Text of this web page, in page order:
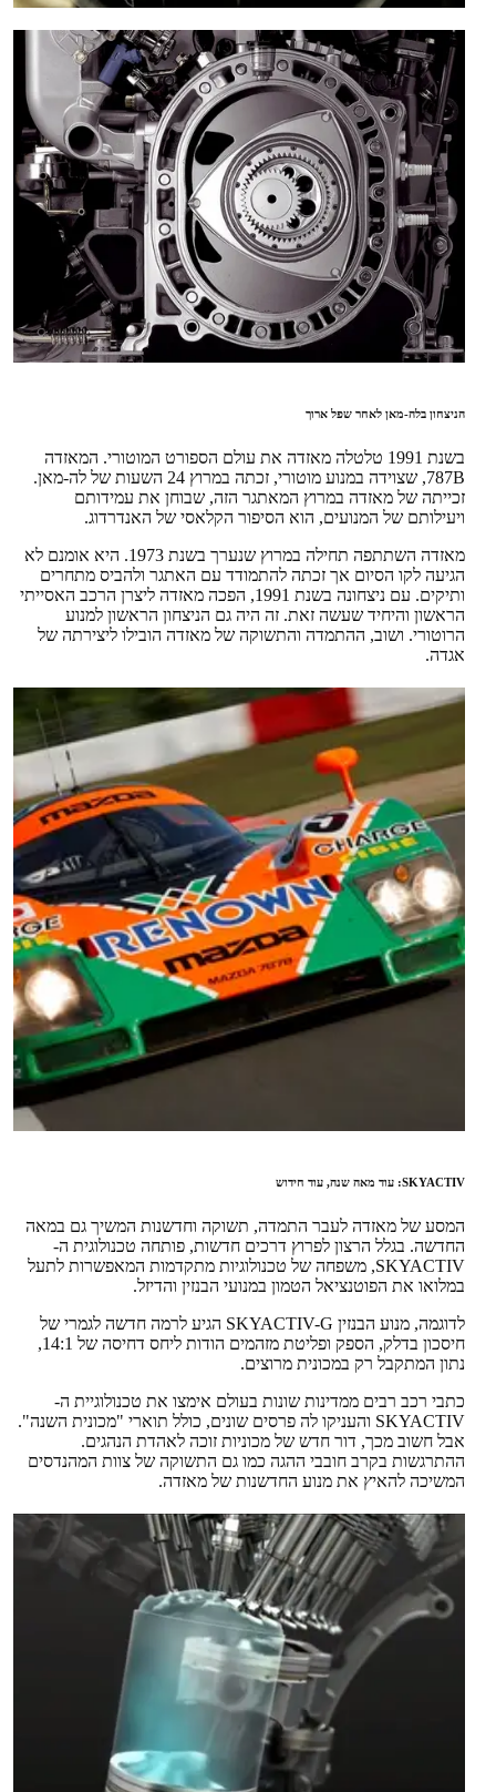
הניצחון בלה-מאן לאחר שפל ארוך
בשנת 1991 טלטלה מאזדה את עולם הספורט המוטורי. המאזדה
787B, שצוידה במנוע מוטורי, זכתה במרוץ 24 השעות של לה-מאן.
זכייתה של מאזדה במרוץ המאתגר הזה, שבוחן את עמידותם
ויעילותם של המנועים, הוא הסיפור הקלאסי של האנדרדוג.
מאזדה השתתפה תחילה במרוץ שנערך בשנת 1973. היא אומנם לא
הגיעה לקו הסיום אך זכתה להתמודד עם האתגר ולהביס מתחרים
ותיקים. עם ניצחונה בשנת 1991, הפכה מאזדה ליצרן הרכב האסייתי
הראשון והיחיד שעשה זאת. זה היה גם הניצחון הראשון למנוע
הרוטורי. ושוב, ההתמדה והתשוקה של מאזדה הובילו ליצירתה של
אגדה.
SKYACTIV: עוד מאה שנה, עוד חידוש
המסע של מאזדה לעבר התמדה, תשוקה וחדשנות המשיך גם במאה
החדשה. בגלל הרצון לפרוץ דרכים חדשות, פותחה טכנולוגית ה-
SKYACTIV, משפחה של טכנולוגיות מתקדמות המאפשרות לתעל
במלואו את הפוטנציאל הטמון במנועי הבנזין והדיזל.
לדוגמה, מנוע הבנזין SKYACTIV-G הגיע לרמה חדשה לגמרי של
חיסכון בדלק, הספק ופליטת מזהמים הודות ליחס דחיסה של 14:1,
נתון המתקבל רק במכונית מרוצים.
כתבי רכב רבים ממדינות שונות בעולם אימצו את טכנולוגיית ה-
SKYACTIV והעניקו לה פרסים שונים, כולל תוארי "מכונית השנה".
אבל חשוב מכך, דור חדש של מכוניות זוכה לאהדת הנהגים.
ההתרגשות בקרב חובבי ההגה כמו גם התשוקה של צוות המהנדסים
המשיכה להאיץ את מנוע החדשנות של מאזדה.